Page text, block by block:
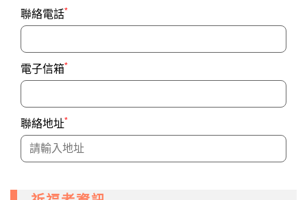
聯絡電話*
電子信箱*
聯絡地址*